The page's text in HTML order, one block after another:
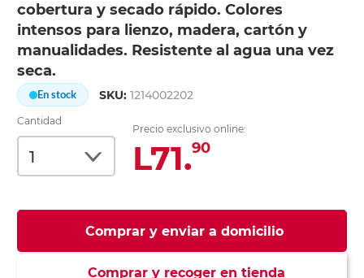
cobertura y secado rápido. Colores
intensos para lienzo, madera, cartón y
manualidades. Resistente al agua una vez
seca.
En stock SKU:1214002202
Cantidad
Precio exclusivo online:
L71.90
Comprar y enviar a domicilio
Comprar y recoger en tienda